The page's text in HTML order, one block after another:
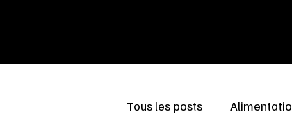
Tous les posts